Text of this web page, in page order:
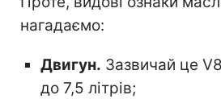
нагадаємо:
Двигун. Зазвичай це
до 7,5 літрів;